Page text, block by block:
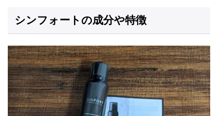
シンフォートの成分や特徴